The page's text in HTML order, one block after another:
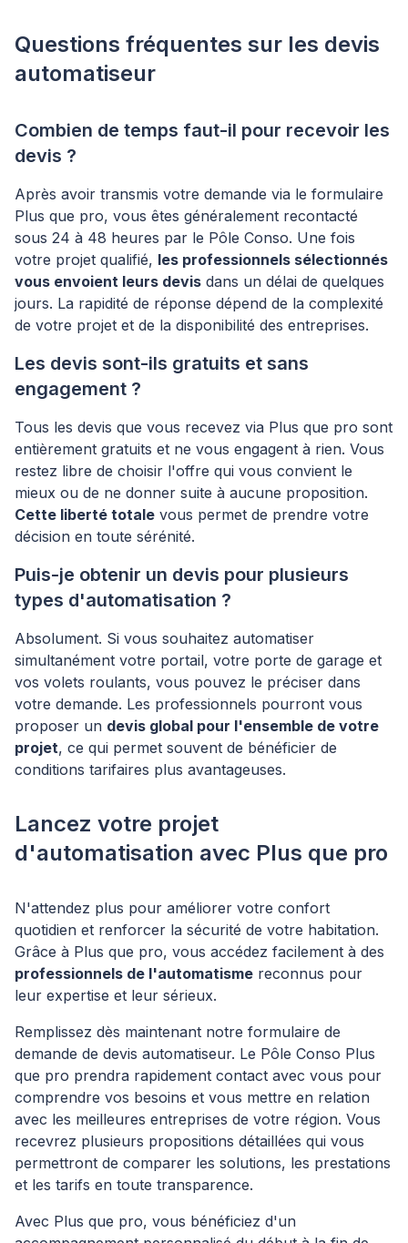
Questions fréquentes sur les devis
automatiseur
Combien de temps faut-il pour recevoir les
devis ?
Après avoir transmis votre demande via le formulaire
Plus que pro, vous êtes généralement recontacté
sous 24 à 48 heures par le Pôle Conso. Une fois
votre projet qualifié, les professionnels sélectionnés
vous envoient leurs devis dans un délai de quelques
jours. La rapidité de réponse dépend de la complexité
de votre projet et de la disponibilité des entreprises.
Les devis sont-ils gratuits et sans
engagement ?
Tous les devis que vous recevez via Plus que pro sont
entièrement gratuits et ne vous engagent à rien. Vous
restez libre de choisir l'offre qui vous convient le
mieux ou de ne donner suite à aucune proposition.
Cette liberté totale vous permet de prendre votre
décision en toute sérénité.
Puis-je obtenir un devis pour plusieurs
types d'automatisation ?
Absolument. Si vous souhaitez automatiser
simultanément votre portail, votre porte de garage et
vos volets roulants, vous pouvez le préciser dans
votre demande. Les professionnels pourront vous
proposer un devis global pour l'ensemble de votre
projet, ce qui permet souvent de bénéficier de
conditions tarifaires plus avantageuses.
Lancez votre projet
d'automatisation avec Plus que pro
N'attendez plus pour améliorer votre confort
quotidien et renforcer la sécurité de votre habitation.
Grâce à Plus que pro, vous accédez facilement à des
professionnels de l'automatisme reconnus pour
leur expertise et leur sérieux.
Remplissez dès maintenant notre formulaire de
demande de devis automatiseur. Le Pôle Conso Plus
que pro prendra rapidement contact avec vous pour
comprendre vos besoins et vous mettre en relation
avec les meilleures entreprises de votre région. Vous
recevrez plusieurs propositions détaillées qui vous
permettront de comparer les solutions, les prestations
et les tarifs en toute transparence.
Avec Plus que pro, vous bénéficiez d'un